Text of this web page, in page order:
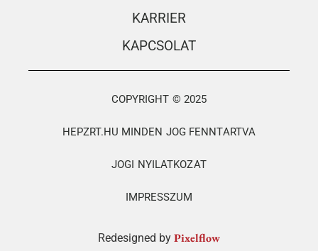
KARRIER
KAPCSOLAT
COPYRIGHT © 2025
HEPZRT.HU MINDEN JOG FENNTARTVA
JOGI NYILATKOZAT
IMPRESSZUM
Redesigned by Pixelflow